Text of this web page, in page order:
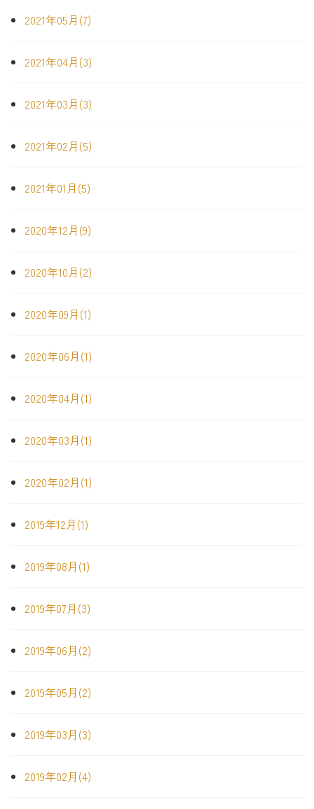
2021年05月(7)
2021年04月(3)
2021年03月(3)
2021年02月(5)
2021年01月(5)
2020年12月(9)
2020年10月(2)
2020年09月(1)
2020年06月(1)
2020年04月(1)
2020年03月(1)
2020年02月(1)
2019年12月(1)
2019年08月(1)
2019年07月(3)
2019年06月(2)
2019年05月(2)
2019年03月(3)
2019年02月(4)